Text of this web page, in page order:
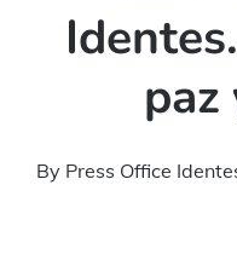
paz
By Press Office